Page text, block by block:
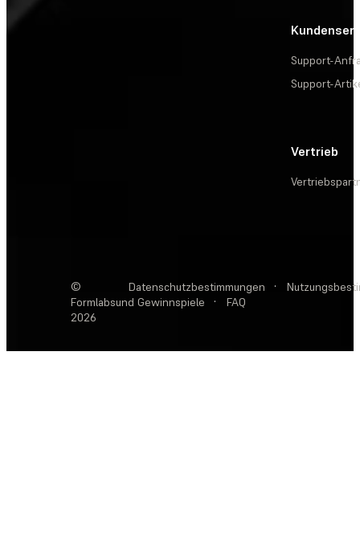
Support-
Support-
Vertrieb
©
Formlabs
2026
Datenschutzbestimmungen ·
und Gewinnspiele
· FAQ